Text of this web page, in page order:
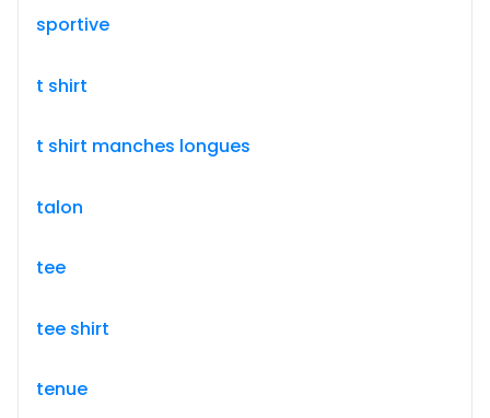
sportive
t shirt
t shirt manches longues
talon
tee
tee shirt
tenue